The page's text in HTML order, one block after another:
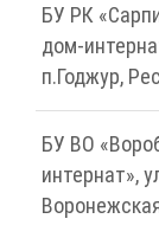
БУ РК
дом-
п.Годжур,
БУ ВО
интернат»,